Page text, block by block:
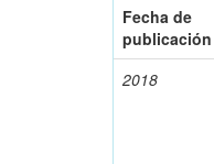
Fecha de
publicación
2018